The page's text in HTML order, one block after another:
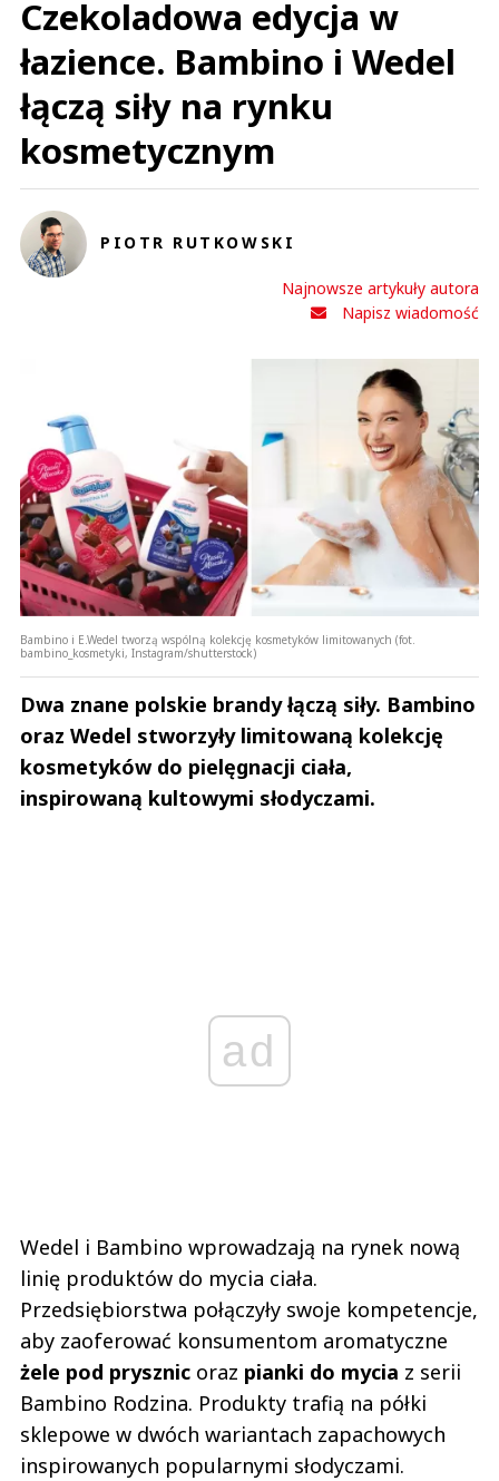
Czekoladowa edycja w
łazience. Bambino i Wedel
łączą siły na rynku
kosmetycznym
PIOTR RUTKOWSKI
Najnowsze artykuły autora
Napisz wiadomość
Bambino i E.Wedel tworzą wspólną kolekcję kosmetyków limitowanych (fot.
bambino_kosmetyki, Instagram/shutterstock)
Dwa znane polskie brandy łączą siły. Bambino
oraz Wedel stworzyły limitowaną kolekcję
kosmetyków do pielęgnacji ciała,
inspirowaną kultowymi słodyczami.
ad
Wedel i Bambino wprowadzają na rynek nową
linię produktów do mycia ciała.
Przedsiębiorstwa połączyły swoje kompetencje,
aby zaoferować konsumentom aromatyczne
żele pod prysznic oraz pianki do mycia z serii
Bambino Rodzina. Produkty trafią na półki
sklepowe w dwóch wariantach zapachowych
inspirowanych popularnymi słodyczami.